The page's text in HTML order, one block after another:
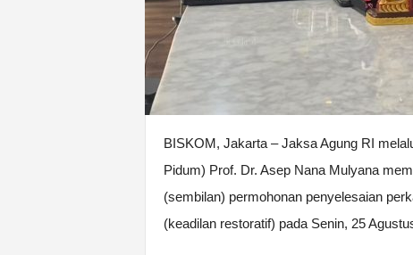
BISKOM, Jakarta – Jaksa Agung RI
Pidum) Prof. Dr. Asep Nana Mulyana
(sembilan) permohonan penyelesaian
(keadilan restoratif) pada Senin, 25